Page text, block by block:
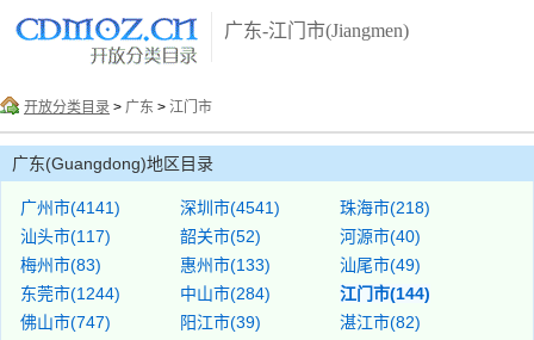
广东-江门市(Jiangmen)
开放分类目录 > 广东 > 江门市
广东(Guangdong)地区目录
广州市(4141) 深圳市(4541)
珠海市(218)
汕头市(117)
韶关市(52)
河源市(40)
梅州市(83)
惠州市(133)
汕尾市(49)
东莞市(1244)
中山市(284)
江门市(144)
佛山市(747)
阳江市(39)
湛江市(82)